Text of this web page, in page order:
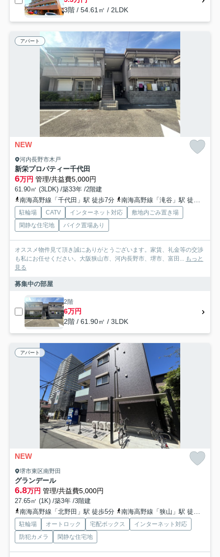
3階 / 54.61㎡ / 2LDK
アパート
NEW
河内長野市木戸
新栄プロパティー千代田
6万円 管理/共益費5,000円
61.90㎡ (3LDK) /築33年 /2階建
南海高野線「千代田」駅 徒歩7分
南海高野線「滝谷」駅 徒歩15分
駐輪場 CATV インターネット対応
敷地内ごみ置き場
閑静な住宅地
バイク置場あり
オススメ物件見て頂き誠にありがとうございます。家賃、礼金等の交渉
も私にお任せください。大阪狭山市、河内長野市、堺市、富田...
もっと
見る
募集中の部屋
2階
6万円
2階 / 61.90㎡ / 3LDK
アパート
NEW
堺市東区南野田
グランデール
6.8万円 管理/共益費5,000円
27.65㎡ (1K) /築3年 /3階建
南海高野線「北野田」駅 徒歩5分
南海高野線「狭山」駅 徒歩12分
駐輪場 オートロック 宅配ボックス
インターネット対応
防犯カメラ
閑静な住宅地